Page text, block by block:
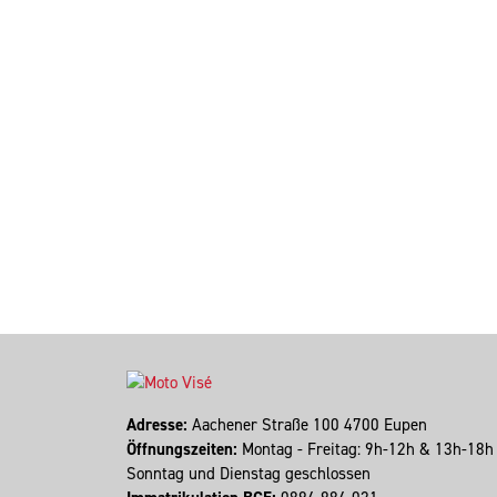
Adresse: Aachener Straße 100 4700 Eupen
Öffnungszeiten: Montag - Freitag: 9h-12h & 13h-
Sonntag und Dienstag geschlossen